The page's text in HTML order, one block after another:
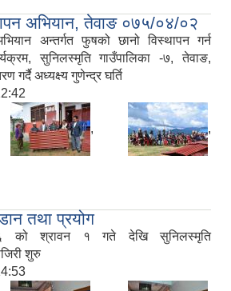
अभियान, तेवाङ ०७५/०४/०२
अन्तर्गत फुषको छानो विस्थापन गर्न
सुनिलस्मृति गाउँपालिका -७, तेवाङ,
गर्दै अध्यक्ष्य गुणेन्द्र घर्ति
, ,
तथा प्रयोग
को श्रावन १ गते देखि सुनिलस्मृति
शुरु